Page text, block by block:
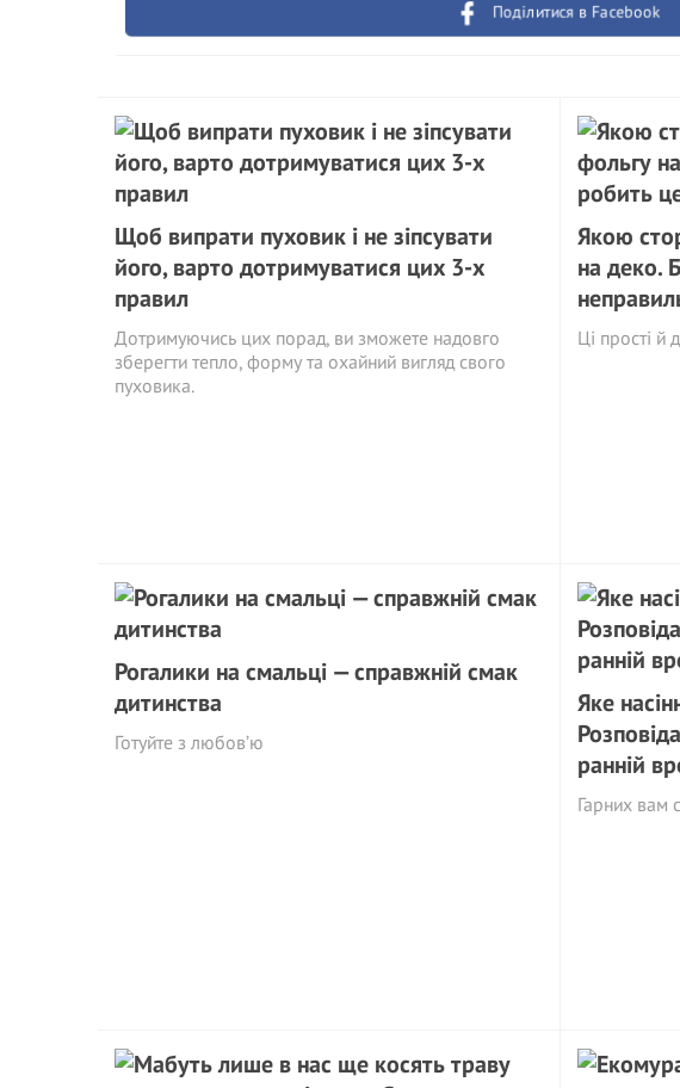
Поділитися в Facebook
Щоб випрати пуховик і не зіпсувати
його, варто дотримуватися цих 3-х
правил
Дотримуючись цих порад, ви зможете надовго
зберегти тепло, форму та охайний вигляд свого
пуховика.
Якою
на деко.
Ці прості й
Рогалики на смальці — справжній смак
дитинства
Готуйте з любов’ю
Яке
ранній
Гарних вам